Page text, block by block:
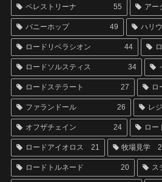
ペレストリーナ 55 アー
バニーホップ 49 ハリ
ロードリベラシオン 44
ロードソルスティス 34
ロードステラート 27 ロ
ファランドール 26 レ
オフザチェイン 24 ロー
ロードアイオロス 21 牧場見学
ロードトルネード 20 ス